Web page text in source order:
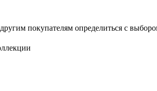
покупателям определиться с